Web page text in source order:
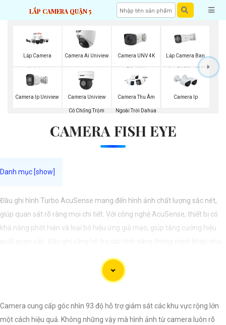
LẮP CAMERA QUẬN 5
Lắp Camera
Uniview
Camera Ai Uniview Camera UNV 4K
Siêu Nét
Lắp Camera Ban
Đêm Có Màu UNV
Camera Ip Uniview Camera Uniview
Có Chống Trộm
Camera Thu Âm
Ngoài Trời Dahua
Camera Ip
CAMERA FISH EYE
Đầu ghi hình Turbo AcuSense mang đến hình ảnh chất lượng sắc nét,
giúp quan sát rõ ràng mọi chi tiết. Với công nghệ AcuSense, thiết bị có
khả năng phát hiện và loại bỏ hiệu ứng giả mạo, giúp tăng cường hiệu
mang lại giải pháp an ninh hiệu quả cho người dùng.
Camera cung cấp góc nhìn 93 độ hỗ trợ giám sát các khu vực rộng lớn
một cách hiệu quả. Không những vậy mà hình ảnh từ camera luôn rõ